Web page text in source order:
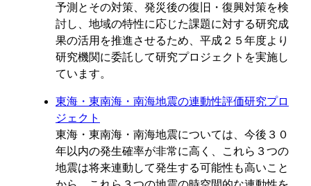
予測とその対策、発災後の復旧・復興対策を検
討し、地域の特性に応じた課題に対する研究成
果の活用を推進させるため、平成２５年度より
研究機関に委託して研究プロジェクトを実施し
ています。
東海・東南海・南海地震の連動性評価研究プロ
ジェクト
東海・東南海・南海地震については、今後３０
年以内の発生確率が非常に高く、これら３つの
地震は将来連動して発生する可能性も高いこと